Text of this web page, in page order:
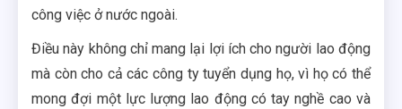
công việc ở nước ngoài.
Điều này không chỉ mang lại lợi ích cho người lao động
mà còn cho cả các công ty tuyển dụng họ, vì họ có thể
mong đợi một lực lượng lao động có tay nghề cao và